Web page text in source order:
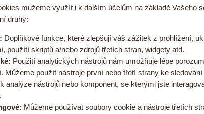
mužeme využít i k dalším účelům na základě Vašeho
druhy:
Doplňkové funkce, které zlepšují váš zážitek z prohlížení,
použítí skriptů a/nebo zdrojů třetích stran, widgety atd.
Použití analytických nástrojů nám umožňuje lépe
Můžeme použít nástroje první nebo třetí strany ke
analýze nástrojů nebo komponent, se kterými jste
Můžeme používat soubory cookie a nástroje třetích